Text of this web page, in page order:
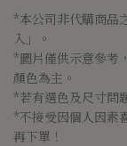
*本公司非代購商品
入」。
*圖片僅供示意參考
顏色為主。
*若有選色及尺寸問
*不接受因個人因素
再下單！